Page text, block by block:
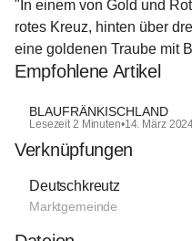
"In einem von Gold und
rotes Kreuz, hinten über
eine goldenen Traube mit
Empfohlene Artikel
BLAUFRÄNKISCHLAND
Lesezeit 2 Minuten•14. März
Verknüpfungen
Deutschkreutz
Marktgemeinde